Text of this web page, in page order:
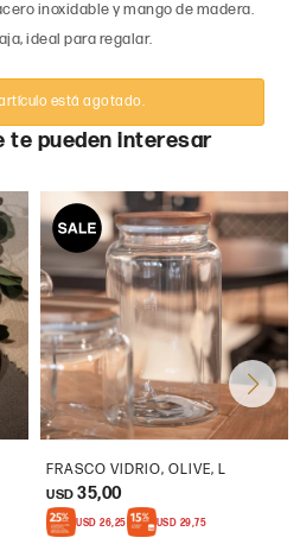
inoxidable y mango de madera.
ideal para regalar.
está agotado.
te pueden interesar
FRASCO VIDRIO, OLIVE, L
USD 35,00
USD 26,25 USD 29,75